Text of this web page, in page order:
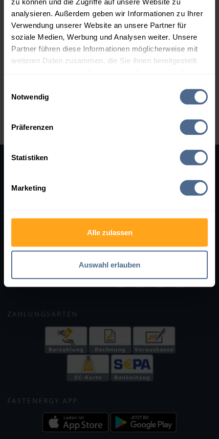
analysieren. Außerdem geben wir Informationen zu Ihrer
Verwendung unserer Website an unsere Partner für
soziale Medien, Werbung und Analysen weiter. Unsere
Partner führen diese Informationen möglicherweise mit
weiteren Daten zusammen, die Sie ihnen bereitgestellt
Notwendig
Präferenzen
Statistiken
Marketing
Alle zulassen
Auswahl erlauben
Neukirchen am Walde
Neumarkt im Hausruckkreis
Peuerbach
Pram
Rottenbach
Schlüßlberg
St. Agatha
St. Thomas
Taufkirchen an der Trattnach
Waizenkirchen
Bewertungen
Partnerprogramm
FastEnergy in Deutschland
Holzpellets
Cookie-Einstellungen
FacebookInstagramWhatsApp
X
ZAHLUNGSARTEN
FASTENERGY APP